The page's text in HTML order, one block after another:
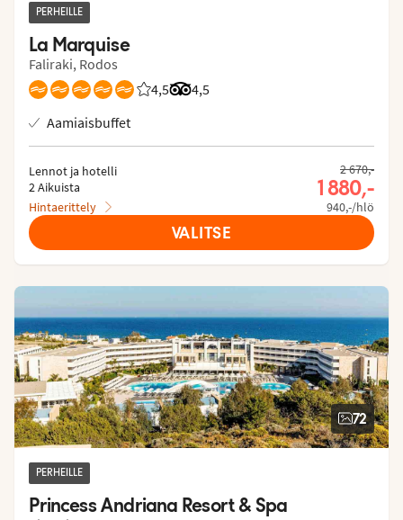
PERHEILLE
La Marquise
Faliraki, Rodos
4,5
Asiakkaidemme arviot: 4.504/5
4,5
Arvostelut Tripadvisorista: 4.5 of 5
Aamiaisbuffet
Lennot ja hotelli
2 Aikuista
Hintaerittely
2 670,-
1 880,-
940,-/hlö
VALITSE
72
PERHEILLE
Princess Andriana Resort & Spa